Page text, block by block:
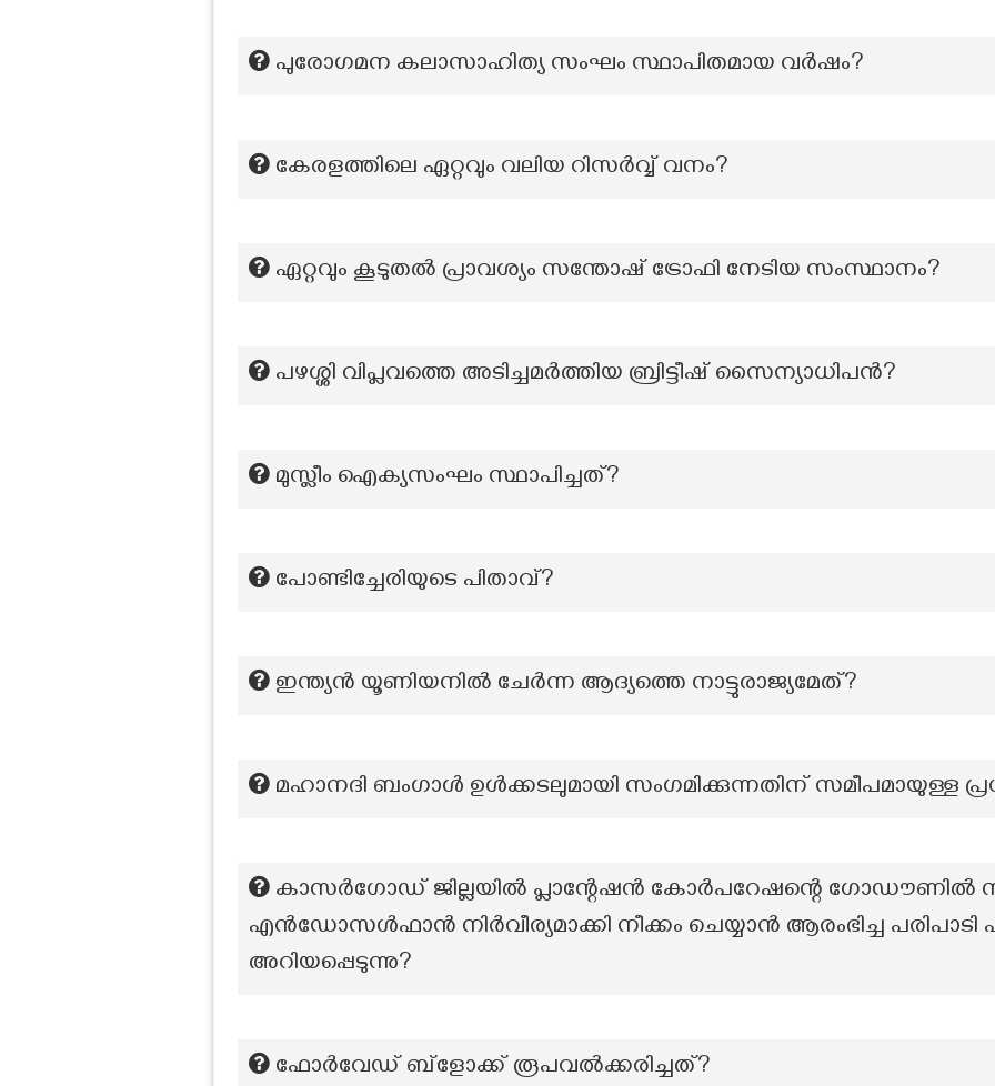
പുരോഗമന കലാസാഹിത്യ സംഘം സ്ഥാപിതമായ വർഷം?
കേരളത്തിലെ ഏറ്റവും വലിയ റിസര്‍വ്വ് വനം?
ഏറ്റവും കൂടുതൽ പ്രാവശ്യം സന്തോഷ് ട്രോഫി നേടിയ സംസ്ഥാനം?
പഴശ്ശി വിപ്ലവത്തെ അടിച്ചമർത്തിയ ബ്രിട്ടീഷ് സൈന്യാധിപൻ?
മുസ്ലീം ഐക്യസംഘം സ്ഥാപിച്ചത്?
പോണ്ടിച്ചേരിയുടെ പിതാവ്?
ഇന്ത്യൻ യൂണിയനിൽ ചേർന്ന ആദ്യത്തെ നാട്ടുരാജ്യമേത്?
മഹാനദി ബംഗാൾ ഉൾക്കടലുമായി സംഗമിക്കുന്നതിന് സമീപമായുള്ള
കാസർഗോഡ് ജില്ലയിൽ പ്ലാന്റേഷൻ കോർപറേഷന്റെ ഗോഡൗണിൽ
എൻഡോസൾഫാൻ നിർവീര്യമാക്കി നീക്കം ചെയ്യാൻ ആരംഭിച്ച
അറിയപ്പെടുന്നു?
ഫോർവേഡ് ബ്ളോക്ക് രൂപവൽക്കരിച്ചത്?